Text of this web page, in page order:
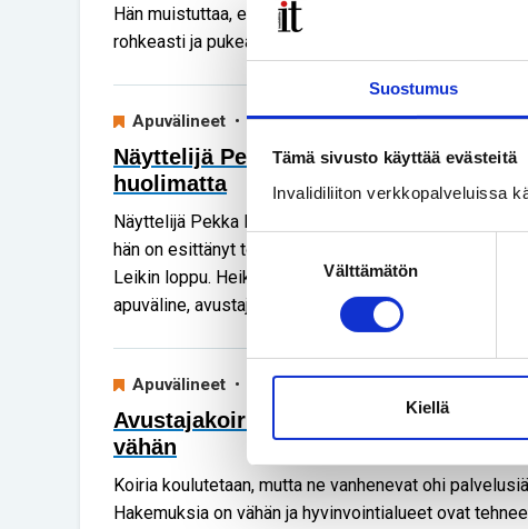
Suostumus
Tämä sivusto käyttää evästeitä
Invalidiliiton verkkopalveluissa
Välttämätön
Kiellä
Hän muistuttaa, että myös vammainen ja lihava
rohkeasti ja pukea ne vaatteet, jotka haluaa.
Apuvälineet • 11.11.2025
Näyttelijä Pekka Heikkinen halusi
huolimatta
Näyttelijä Pekka Heikkisellä on kädet täynnä töitä.
hän on esittänyt toista pääroolia Samuel Beckettin
Leikin loppu. Heikkisen arkea helpottaa nyt myös
apuväline, avustajakoira Hali.
Apuvälineet • 04.11.2025
Avustajakoiria on haettu
vähän
Koiria koulutetaan, mutta ne vanhenevat ohi
Hakemuksia on vähän ja hyvinvointialueet ovat